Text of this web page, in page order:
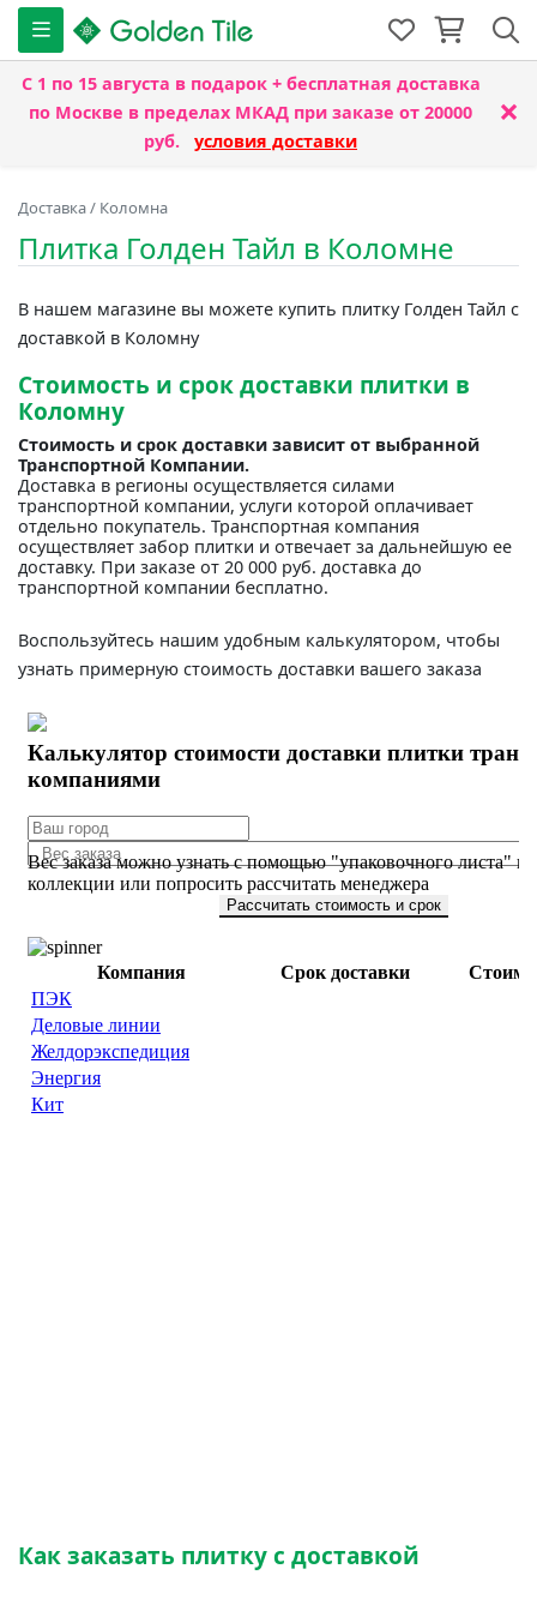
С 1 по 15 августа в подарок + бесплатная доставка
по Москве в пределах МКАД при заказе от 20000
руб. условия доставки
×
Доставка/ Коломна
Плитка Голден Тайл в Коломне
В нашем магазине вы можете купить плитку Голден Тайл с
доставкой в Коломну
Стоимость и срок доставки плитки в
Коломну
Стоимость и срок доставки зависит от выбранной
Транспортной Компании.
Доставка в регионы осуществляется силами
транспортной компании, услуги которой оплачивает
отдельно покупатель. Транспортная компания
осуществляет забор плитки и отвечает за дальнейшую ее
доставку. При заказе от 20 000 руб. доставка до
транспортной компании бесплатно.
Воспользуйтесь нашим удобным калькулятором, чтобы
узнать примерную стоимость доставки вашего заказа
Как заказать плитку с доставкой